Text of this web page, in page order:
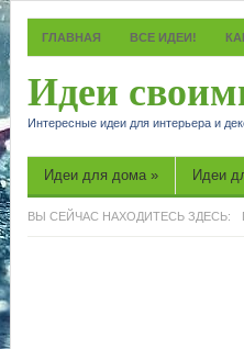
ГЛАВНАЯ ВСЕ ИДЕИ!
Идеи
Интересные идеи для интерьера и
Идеи для дома » Идеи
ВЫ СЕЙЧАС НАХОДИТЕСЬ ЗДЕСЬ: